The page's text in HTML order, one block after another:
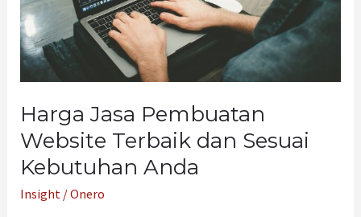
Harga Jasa Pembuatan
Website Terbaik dan Sesuai
Kebutuhan Anda
Insight/Onero
Sesuai
Kebutuhan
Anda